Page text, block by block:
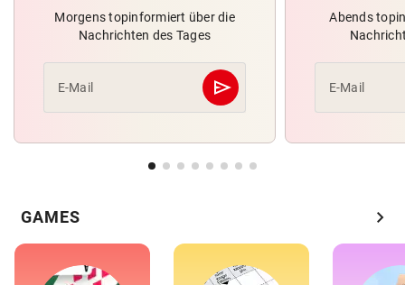
Morgens topinformiert über die
Nachrichten des Tages
E-Mail send
Abschicken
Abends
E-Mail
GAMES chevron_right